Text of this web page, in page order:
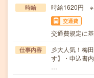
時給 時給1620円 ※
交通費
交通費規定に
仕事内容
彡大人気！梅
す】・申込書
…